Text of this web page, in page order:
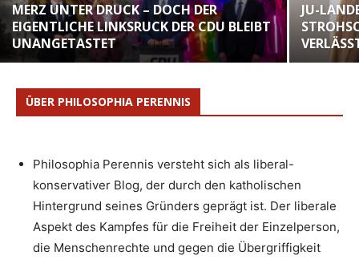
MERZ UNTER DRUCK – DOCH DER
EIGENTLICHE LINKSRUCK DER CDU BLEIBT
UNANGETASTET
JU-
ÜBER PHILOSOPHIA PERENNIS
Philosophia Perennis versteht sich als liberal-
konservativer Blog, der durch den katholischen
Hintergrund seines Gründers geprägt ist. Der liberale
Aspekt des Kampfes für die Freiheit der Einzelperson,
die Menschenrechte und gegen die Übergriffigkeit